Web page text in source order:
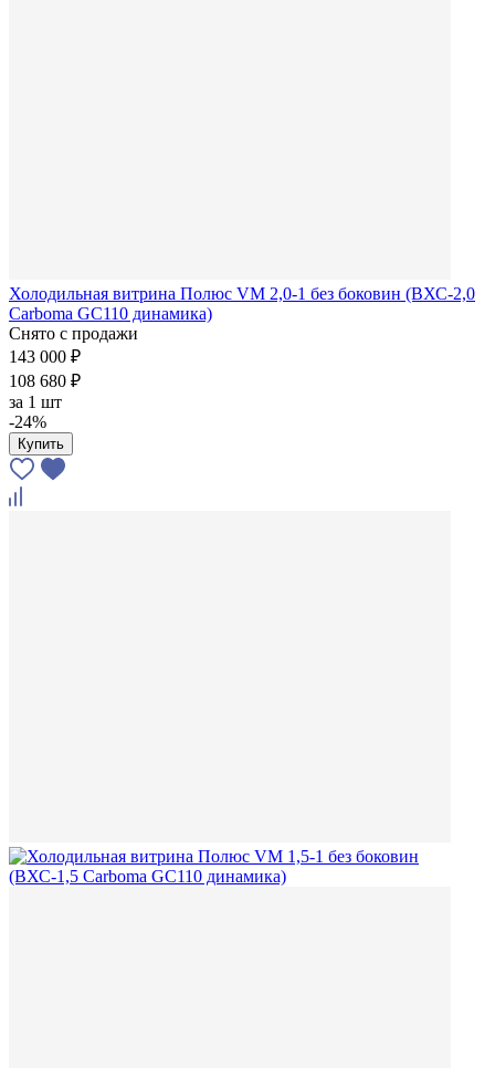
Холодильная витрина Полюс VM 2,0-1 без боковин (ВХС-2,0
Carboma GC110 динамика)
Снято с продажи
143 000 ₽
108 680 ₽
за 1 шт
-24%
Купить